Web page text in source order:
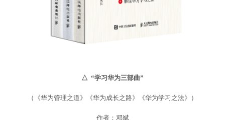
△ “学习华为三部曲”
（《华为管理之道》《华为成长之路》《华为学习之法》）
作者：邓斌